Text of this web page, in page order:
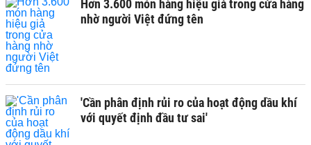
Hơn 3.600 món hàng hiệu giả trong cửa hàng
nhờ người Việt đứng tên
'Cần phân định rủi ro của hoạt động dầu khí
với quyết định đầu tư sai'